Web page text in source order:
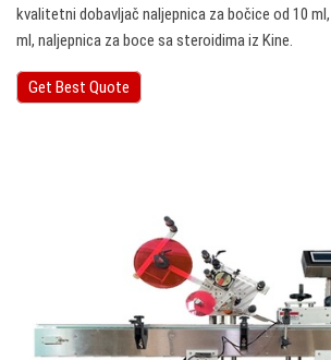
kvalitetni dobavljač naljepnica za bočice od 10
ml, naljepnica za boce sa steroidima iz Kine.
Get Best Quote